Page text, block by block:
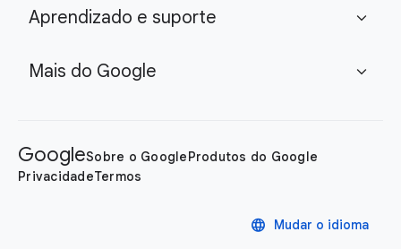
Aprendizado e suporte expand_more
Mais do Google expand_more
GoogleSobre o GoogleProdutos do Google
PrivacidadeTermos
language Mudar o idioma